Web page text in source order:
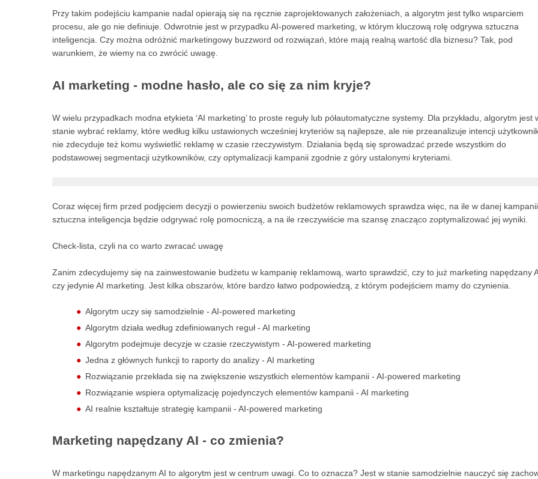
Przy takim podejściu kampanie nadal opierają się na ręcznie zaprojektowanych założeniach, a algorytm jest tylko wsparciem
procesu, ale go nie definiuje. Odwrotnie jest w przypadku AI-powered marketing, w którym kluczową rolę odgrywa sztuczna
inteligencja. Czy można odróżnić marketingowy buzzword od rozwiązań, które mają realną wartość dla biznesu? Tak, pod
warunkiem, że wiemy na co zwrócić uwagę.
AI marketing - modne hasło, ale co się za nim kryje?
W wielu przypadkach modna etykieta ‘AI marketing’ to proste reguły lub półautomatyczne systemy. Dla przykładu, algorytm jest
stanie wybrać reklamy, które według kilku ustawionych wcześniej kryteriów są najlepsze, ale nie przeanalizuje intencji
nie zdecyduje też komu wyświetlić reklamę w czasie rzeczywistym. Działania będą się sprowadzać przede wszystkim do
podstawowej segmentacji użytkowników, czy optymalizacji kampanii zgodnie z góry ustalonymi kryteriami.
Coraz więcej firm przed podjęciem decyzji o powierzeniu swoich budżetów reklamowych sprawdza więc, na ile w danej kampanii
sztuczna inteligencja będzie odgrywać rolę pomocniczą, a na ile rzeczywiście ma szansę znacząco zoptymalizować jej wyniki.
Check-lista, czyli na co warto zwracać uwagę
Zanim zdecydujemy się na zainwestowanie budżetu w kampanię reklamową, warto sprawdzić, czy to już marketing napędzany
czy jedynie AI marketing. Jest kilka obszarów, które bardzo łatwo podpowiedzą, z którym podejściem mamy do czynienia.
Algorytm uczy się samodzielnie - AI-powered marketing
Algorytm działa według zdefiniowanych reguł - AI marketing
Algorytm podejmuje decyzje w czasie rzeczywistym - AI-powered marketing
Jedna z głównych funkcji to raporty do analizy - AI marketing
Rozwiązanie przekłada się na zwiększenie wszystkich elementów kampanii - AI-powered marketing
Rozwiązanie wspiera optymalizację pojedynczych elementów kampanii - AI marketing
AI realnie kształtuje strategię kampanii - AI-powered marketing
Marketing napędzany AI - co zmienia?
W marketingu napędzanym AI to algorytm jest w centrum uwagi. Co to oznacza? Jest w stanie samodzielnie nauczyć się